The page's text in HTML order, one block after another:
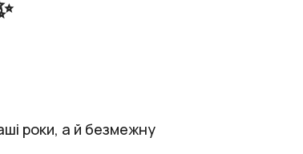
роки, а й безмежну